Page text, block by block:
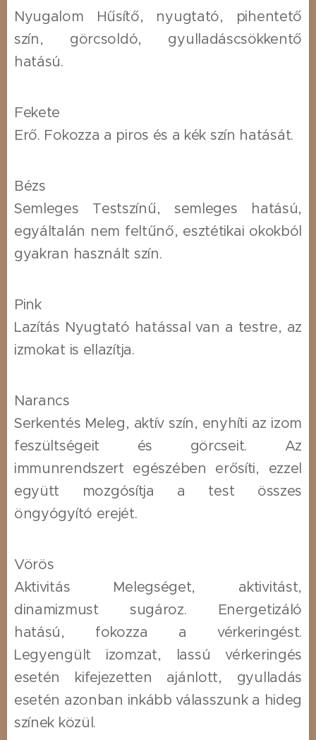
Nyugalom Hűsítő, nyugtató, pihentető
szín, görcsoldó, gyulladáscsökkentő
hatású.
Fekete
Erő. Fokozza a piros és a kék szín hatását.
Bézs
Semleges Testszínű, semleges hatású,
egyáltalán nem feltűnő, esztétikai okokból
gyakran használt szín.
Pink
Lazítás Nyugtató hatással van a testre, az
izmokat is ellazítja.
Narancs
Serkentés Meleg, aktív szín, enyhíti az izom
feszültségeit és görcseit. Az
immunrendszert egészében erősíti, ezzel
együtt mozgósítja a test összes
öngyógyító erejét.
Vörös
Aktivitás Melegséget, aktivitást,
dinamizmust sugároz. Energetizáló
hatású, fokozza a vérkeringést.
Legyengült izomzat, lassú vérkeringés
esetén kifejezetten ajánlott, gyulladás
esetén azonban inkább válasszunk a hideg
színek közül.